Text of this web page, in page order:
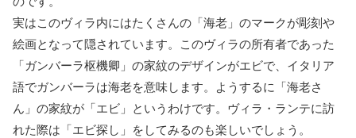
実はこのヴィラ内にはたくさんの「海老」のマークが彫刻や
絵画となって隠されています。このヴィラの所有者であった
「ガンバーラ枢機卿」の家紋のデザインがエビで、イタリア
語でガンバーラは海老を意味します。ようするに「海老さ
ん」の家紋が「エビ」というわけです。ヴィラ・ランテに訪
れた際は「エビ探し」をしてみるのも楽しいでしょう。